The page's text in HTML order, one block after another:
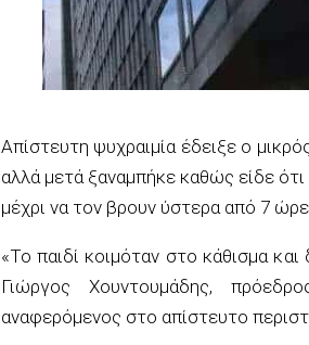
Απίστευτη ψυχραιμία έδειξε ο
αλλά μετά ξαναμπήκε καθώς είδε
μέχρι να τον βρουν ύστερα από 7
«Το παιδί κοιμόταν στο κάθισμα
Γιώργος Χουντουμάδης,
αναφερόμενος στο απίστευτο